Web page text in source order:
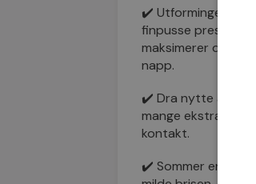
✔️ Utformingen av
finpusse
maksimerer du
napp.
✔️ Dra nytte av den
mange ekstra
kontakt.
✔️ Sommer er ikke